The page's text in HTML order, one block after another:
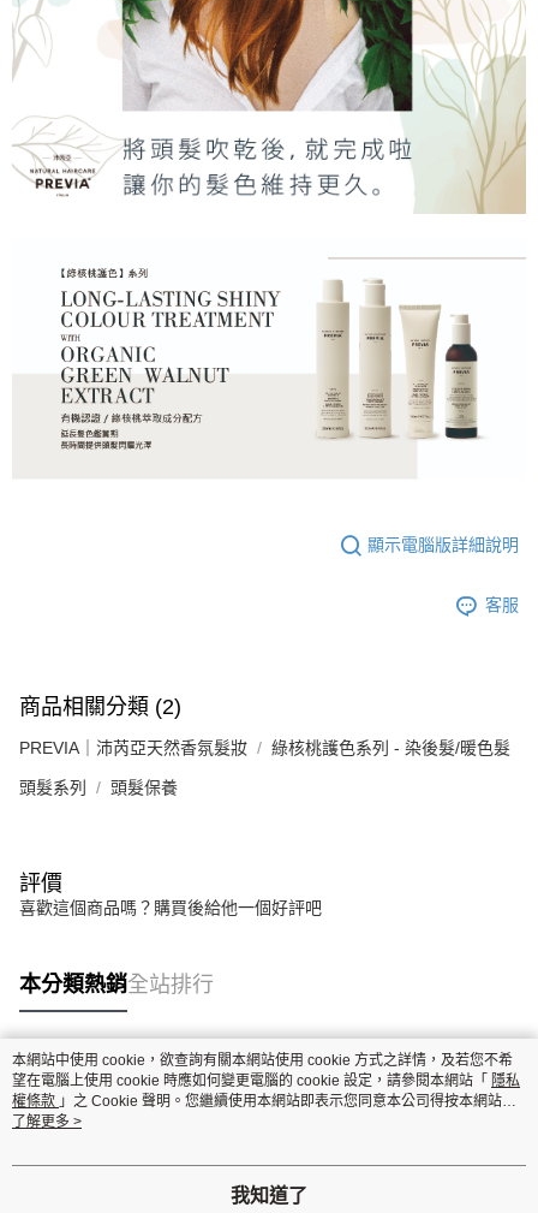
顯示電腦版詳細說明
客服
商品相關分類 (2)
PREVIA｜沛芮亞天然香氛髮妝 綠核桃護色系列 - 染後髮/暖色髮
頭髮系列 頭髮保養
評價
喜歡這個商品嗎？購買後給他一個好評吧
本分類熱銷全站排行
熱門標籤
本網站中使用 cookie，欲查詢有關本網站使用 cookie 方式之詳情，及若您不希
望在電腦上使用 cookie 時應如何變更電腦的 cookie 設定，請參閱本網站「 隱私
權條款 」之 Cookie 聲明。您繼續使用本網站即表示您同意本公司得按本網站使
用條款之 Cookie 聲明使用 cookie。
了解更多 >
我知道了